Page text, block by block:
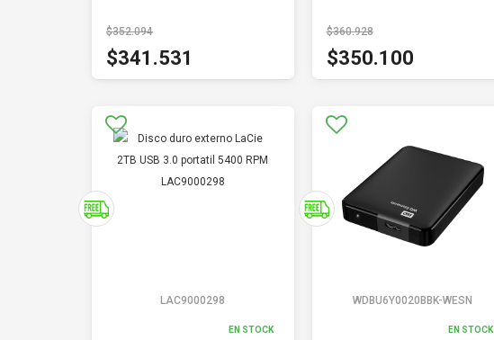
$352.094
$341.531
$360.928
$350.100
LAC9000298
EN STOCK
WDBU6Y0020BBK-WESN
EN STOCK